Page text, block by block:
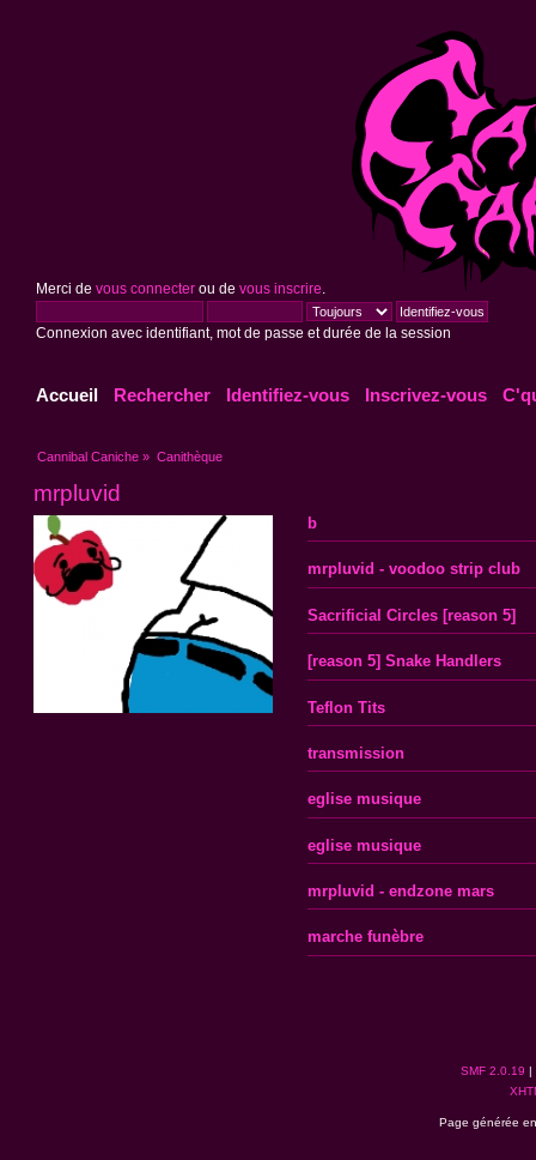
Merci de vous connecterou de vous inscrire
Connexion avec identifiant, mot de passe et durée de la session
Accueil Rechercher Identifiez-vous Inscrivez-vous
Cannibal Caniche » Canithèque
mrpluvid
b
mrpluvid - voodoo strip club
Sacrificial Circles [reason 5]
[reason 5] Snake Handlers
Teflon Tits
transmission
eglise musique
eglise musique
mrpluvid - endzone mars
marche funèbre
SMF 2.0.19 |
Page générée